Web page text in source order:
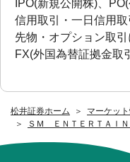
松井証券ホーム
マーケッ
ＳＭ ＥＮＴＥＲＴＡＩ
IPO(新規公開株)、
信用取引・一日信用
先物・オプション取引
FX(外国為替証拠金取